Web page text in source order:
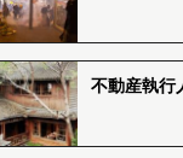
不動産執行